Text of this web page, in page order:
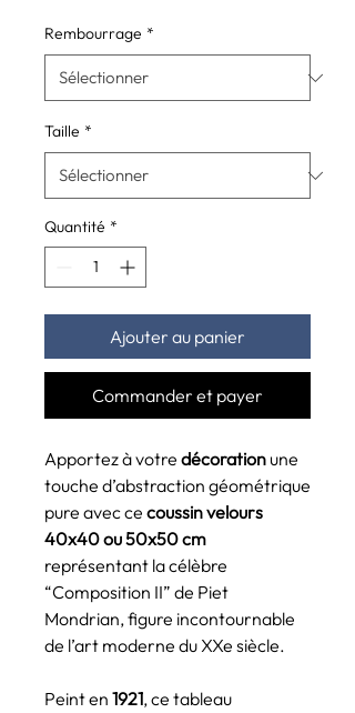
Rembourrage *
Taille *
Quantité *
Ajouter au panier
Commander et payer
Apportez à votre décoration une
touche d’abstraction géométrique
pure avec ce coussin velours
40x40 ou 50x50 cm
représentant la célèbre
“Composition II” de Piet
Mondrian, figure incontournable
de l’art moderne du XXe siècle.
Peint en 1921, ce tableau